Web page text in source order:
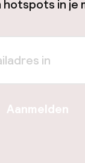
hotspots in je
Aanmelden